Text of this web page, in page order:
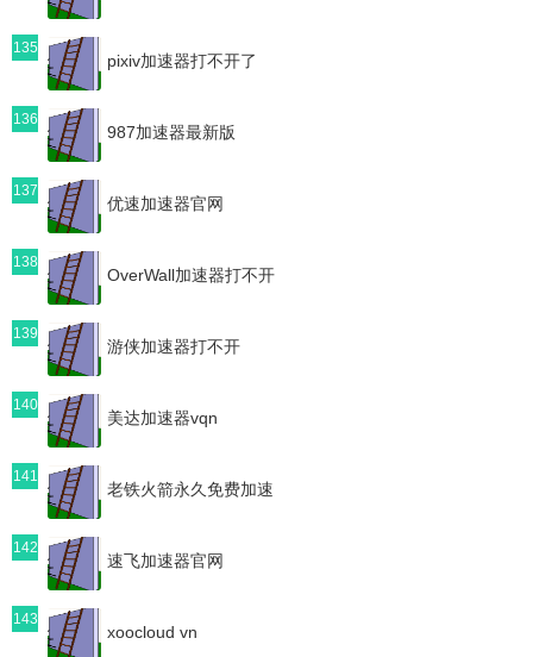
135
pixiv加速器打不开了
136
987加速器最新版
137
优速加速器官网
138
OverWall加速器打不开
139
游侠加速器打不开
140
美达加速器vqn
141
老铁火箭永久免费加速
142
速飞加速器官网
143
xoocloud vn